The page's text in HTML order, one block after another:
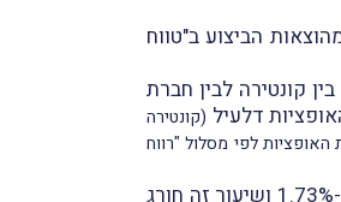
הביצוע ב"טווח
בשנים 2009 ו-2010 הקצתה חברת האם לעובדי קונטירה אופציות הניתנות למימוש למניות חברת האם. בעקבות זאת, נערך בשנת 2010 בין קונטירה לבין חברת
דלעיל (קונטירה
האופציות לפי מסלול "רווח
לטענת המשיב, פקיד-שומה תל-אביב 3, נטרול ההפרשות הסוציאליות ועלות הקצאת האופציות מקטין את הרווח מהוצאות הביצוע מ-7% ל-1.73% ושיעור זה חורג